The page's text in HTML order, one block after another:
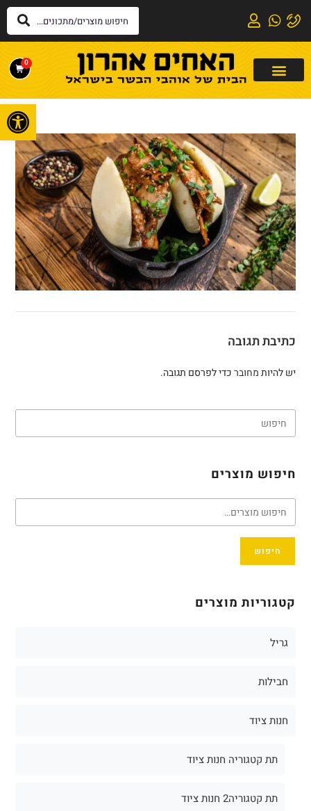
0
כתיבת תגובה
יש להיותמחוברכדי לפרסם תגובה.
חיפוש מוצרים
חיפוש
קטגוריות מוצרים
גריל
חבילות
חנות ציוד
תת קטגוריה חנות ציוד
תת קטגוריה2 חנות ציוד